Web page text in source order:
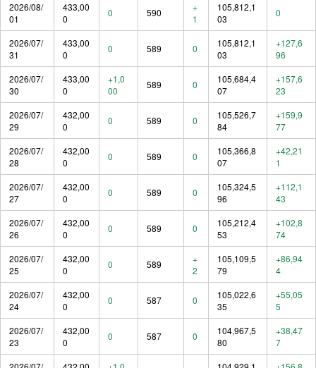
2026/08/
01
433,00
0
0 590
+
1
105,812,1
03
0
2026/07/
31
433,00
0
0 589 0
105,812,1
03
+127,6
96
2026/07/
30
433,00
0
+1,0
00
589 0
105,684,4
07
+157,6
23
2026/07/
29
432,00
0
0 589 0
105,526,7
84
+159,9
77
2026/07/
28
432,00
0
0 589 0
105,366,8
07
+42,21
1
2026/07/
27
432,00
0
0 589 0
105,324,5
96
+112,1
43
2026/07/
26
432,00
0
0 589 0
105,212,4
53
+102,8
74
2026/07/
25
432,00
0
0 589
+
2
105,109,5
79
+86,94
4
2026/07/
24
432,00
0
0 587 0
105,022,6
35
+55,05
5
2026/07/
23
432,00
0
0 587 0
104,967,5
80
+38,47
7